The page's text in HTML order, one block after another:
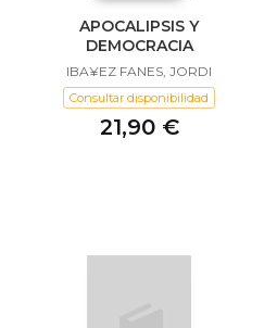
APOCALIPSIS Y
DEMOCRACIA
IBA¥EZ FANES, JORDI
Consultar disponibilidad
21,90 €